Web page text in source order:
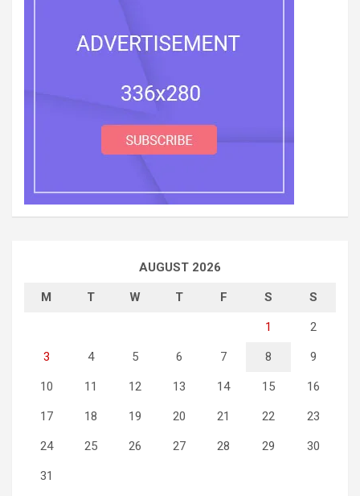
AUGUST 2026
M T W T F S S
1 2
3 4 5 6 7 8 9
10 11 12 13 14 15 16
17 18 19 20 21 22 23
24 25 26 27 28 29 30
31